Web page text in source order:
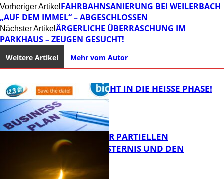
Vorheriger Artikel FAHRBAHNSANIERUNG BEI WEILERBACH
„AUF DEM IMMEL“ – ABGESCHLOSSEN
Nächster Artikel ÄRGERLICHE ÜBERRASCHUNG IM
PARKHAUS – ZEUGEN GESUCHT!
Weitere Artikel Mehr vom Autor
1,2,3 GO® GEHT IN DIE HEISSE PHASE!
VORTRAG ZUR PARTIELLEN
SONNENFINSTERNIS UND DEN
PERSEIDEN